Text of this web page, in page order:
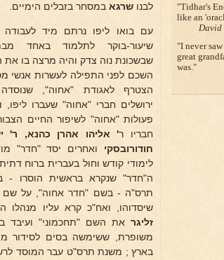
לבנו שרגא במסחר בזבלים הימיים.
עם בואו ליפו נרתם מיד לעבודה
שיעור-בוקר לתלמוד באחד
שבשכונת נוה צדק והיה מרצה בו את
השכם לפני התפילה לעשרות אנשי
הצטרף לאגודת "אחוה", שנוסדה
ירושלים חברי "אחוה" שעברו
פעולות "אחוה" לשיפור החיים
חבריו ר' אליהו אהרן כהנא,
ר'
חודורובסקי ואחרים יסד "חדר"
לימודי קודש וחול בעברית ברוח
ה"חדר" שנקרא בראשית הוסרו -
תרס"ה - בשם "חדר אחוה", על שם
שיסדוהו, ואח"כ קרא עליו מנהלו
זליגר את השם "תחכמוני" ועיבד
משופרת, ששימשה בסים לסידור
בארץ ; משנת תרס"ט עבר המוסד
Tidhar's
like an
David
I never
great
was.